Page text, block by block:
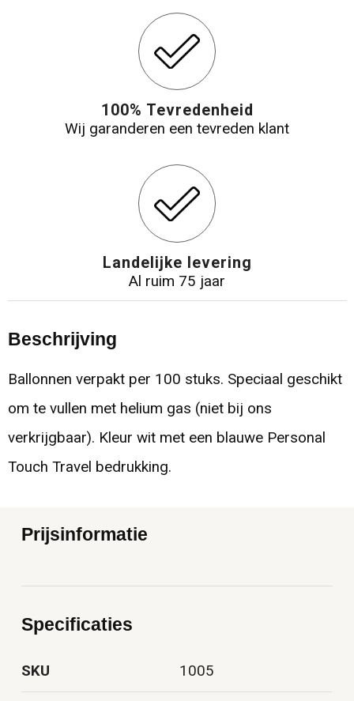
100% Tevredenheid
Wij garanderen een tevreden klant
Landelijke levering
Al ruim 75 jaar
Beschrijving
Ballonnen verpakt per 100 stuks. Speciaal geschikt
om te vullen met helium gas (niet bij ons
verkrijgbaar). Kleur wit met een blauwe Personal
Touch Travel bedrukking.
Prijsinformatie
Specificaties
SKU 1005